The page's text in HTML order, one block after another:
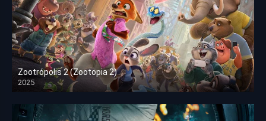
Zootrópolis 2 (Zootopia 2)
2025
HD 1080p